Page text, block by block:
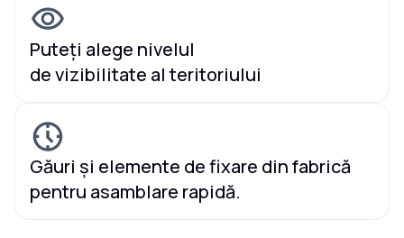
Puteți alege nivelul
de vizibilitate al teritoriului
Găuri și elemente de fixare din fabrică
pentru asamblare rapidă.